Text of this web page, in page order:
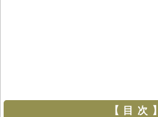
【 目 次 】